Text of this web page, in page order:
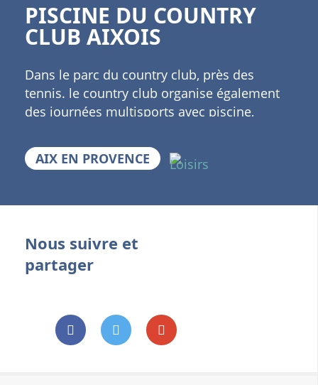
PISCINE DU COUNTRY
CLUB AIXOIS
Dans le parc du country club, près des
tennis. le country club organise également
des journées multisports avec piscine,
de juin jusqu'au 15 septembre à partir de
9h00
AIX EN PROVENCE
Nous suivre et
partager